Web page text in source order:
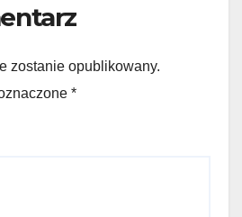
zostanie opublikowany.
*